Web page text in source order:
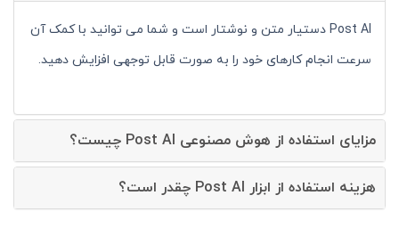
Post AI دستیار متن و نوشتار است و شما می توانید با کمک آن
سرعت انجام کارهای خود را به صورت قابل توجهی افزایش دهید.
مزایای استفاده از هوش مصنوعی Post AI چیست؟
هزینه استفاده از ابزار Post AI چقدر است؟